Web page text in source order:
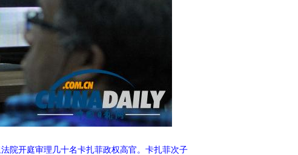
院开庭审理几十名卡扎菲政权高官。卡扎菲次子